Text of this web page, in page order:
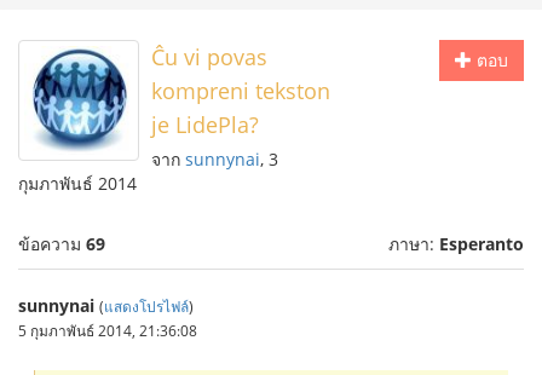
ตอบ
Ĉu vi povas
kompreni tekston
je LidePla?
จาก sunnynai, 3
กุมภาพันธ์ 2014
ข้อความ 69 ภาษา: Esperanto
sunnynai (แสดงโปรไฟล์)
5 กุมภาพันธ์ 2014, 21:36:08